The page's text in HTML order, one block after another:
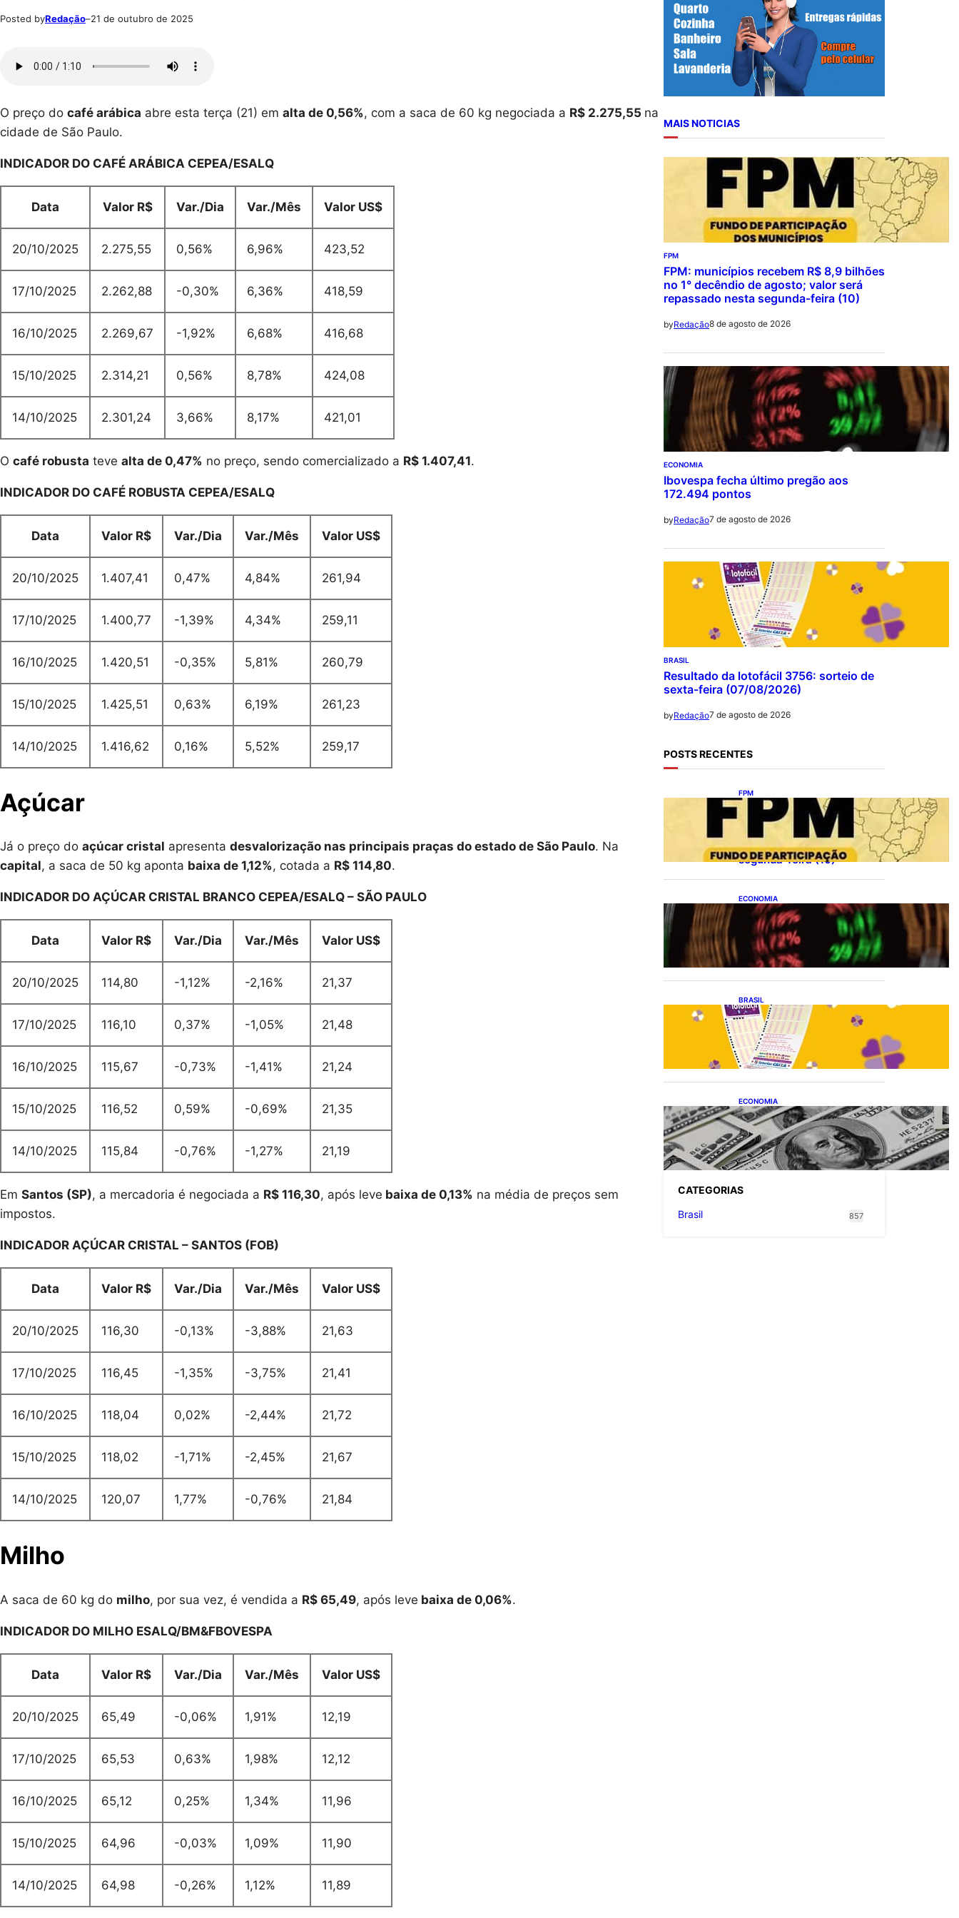
Posted byRedação–21 de outubro de 2025
O preço do café arábica abre esta terça (21) em alta de 0,56%, com a saca de 60 kg negociada a R$ 2.275,55 na
cidade de São Paulo.
INDICADOR DO CAFÉ ARÁBICA CEPEA/ESALQ
Data Valor R$ Var./Dia Var./Mês Valor US$
20/10/2025 2.275,55 0,56% 6,96% 423,52
17/10/2025 2.262,88 -0,30% 6,36% 418,59
16/10/2025 2.269,67 -1,92% 6,68% 416,68
15/10/2025 2.314,21 0,56% 8,78% 424,08
14/10/2025 2.301,24 3,66% 8,17% 421,01
O café robusta teve alta de 0,47% no preço, sendo comercializado a R$ 1.407,41.
INDICADOR DO CAFÉ ROBUSTA CEPEA/ESALQ
Data Valor R$ Var./Dia Var./Mês Valor US$
20/10/2025 1.407,41 0,47% 4,84% 261,94
17/10/2025 1.400,77 -1,39% 4,34% 259,11
16/10/2025 1.420,51 -0,35% 5,81% 260,79
15/10/2025 1.425,51 0,63% 6,19% 261,23
14/10/2025 1.416,62 0,16% 5,52% 259,17
Açúcar
Já o preço do açúcar cristal apresenta desvalorização nas principais praças do estado de São Paulo. Na
capital, a saca de 50 kg aponta baixa de 1,12%, cotada a R$ 114,80.
INDICADOR DO AÇÚCAR CRISTAL BRANCO CEPEA/ESALQ – SÃO PAULO
Data Valor R$ Var./Dia Var./Mês Valor US$
20/10/2025 114,80 -1,12% -2,16% 21,37
17/10/2025 116,10 0,37% -1,05% 21,48
16/10/2025 115,67 -0,73% -1,41% 21,24
15/10/2025 116,52 0,59% -0,69% 21,35
14/10/2025 115,84 -0,76% -1,27% 21,19
Em Santos (SP), a mercadoria é negociada a R$ 116,30, após leve baixa de 0,13% na média de preços sem
impostos.
INDICADOR AÇÚCAR CRISTAL – SANTOS (FOB)
Data Valor R$ Var./Dia Var./Mês Valor US$
20/10/2025 116,30 -0,13% -3,88% 21,63
17/10/2025 116,45 -1,35% -3,75% 21,41
16/10/2025 118,04 0,02% -2,44% 21,72
15/10/2025 118,02 -1,71% -2,45% 21,67
14/10/2025 120,07 1,77% -0,76% 21,84
Milho
A saca de 60 kg do milho, por sua vez, é vendida a R$ 65,49, após leve baixa de 0,06%.
INDICADOR DO MILHO ESALQ/BM&FBOVESPA
Data Valor R$ Var./Dia Var./Mês Valor US$
20/10/2025 65,49 -0,06% 1,91% 12,19
17/10/2025 65,53 0,63% 1,98% 12,12
16/10/2025 65,12 0,25% 1,34% 11,96
15/10/2025 64,96 -0,03% 1,09% 11,90
14/10/2025 64,98 -0,26% 1,12% 11,89
MAIS NOTICIAS
FPM
FPM: municípios recebem R$ 8,9 bilhões
no 1° decêndio de agosto; valor será
repassado nesta segunda-feira (10)
byRedação8 de agosto de 2026
ECONOMIA
Ibovespa fecha último pregão aos
172.494 pontos
byRedação7 de agosto de 2026
BRASIL
Resultado da lotofácil 3756: sorteio de
sexta-feira (07/08/2026)
byRedação7 de agosto de 2026
POSTS RECENTES
FPM
FPM: municípios recebem
R$ 8,9 bilhões no 1°
decêndio de agosto; valor
será repassado nesta
segunda-feira (10)
ECONOMIA
Ibovespa fecha último
pregão aos 172.494 pontos
BRASIL
Resultado da lotofácil 3756:
sorteio de sexta-feira
(07/08/2026)
ECONOMIA
Dólar fecha o último pregão
cotado a R$ 5,08
CATEGORIAS
Brasil
857